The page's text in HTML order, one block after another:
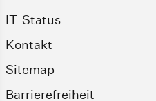
IT-Status
Kontakt
Sitemap
Barrierefreiheit